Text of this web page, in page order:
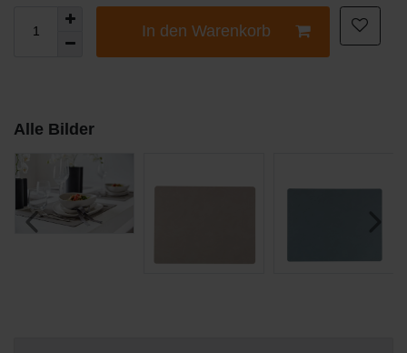
In den Warenkorb
Alle Bilder